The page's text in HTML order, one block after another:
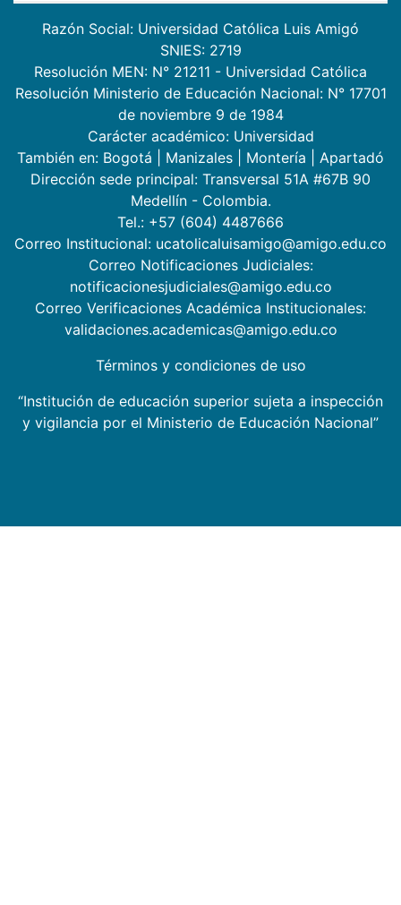
Razón Social: Universidad Católica Luis Amigó
SNIES: 2719
Resolución MEN: N° 21211 - Universidad Católica
Resolución Ministerio de Educación Nacional: N° 17701
de noviembre 9 de 1984
Carácter académico: Universidad
También en: Bogotá Manizales Montería
Apartadó
Dirección sede principal: Transversal 51A #67B 90
Medellín - Colombia.
Tel.: +57 (604) 4487666
Correo Institucional: ucatolicaluisamigo@amigo.edu.co
Correo Notificaciones Judiciales:
notificacionesjudiciales@amigo.edu.co
Correo Verificaciones Académica Institucionales:
validaciones.academicas@amigo.edu.co
Términos y condiciones de uso
“Institución de educación superior sujeta a inspección
y vigilancia por el Ministerio de Educación Nacional”